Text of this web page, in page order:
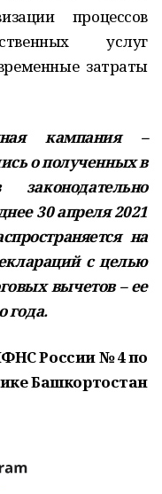
процессов
услуг
затраты
кампания –
о полученных в
30 апреля 2021
на
с целью
вычетов – ее
года.
России № 4 по
Башкортостан